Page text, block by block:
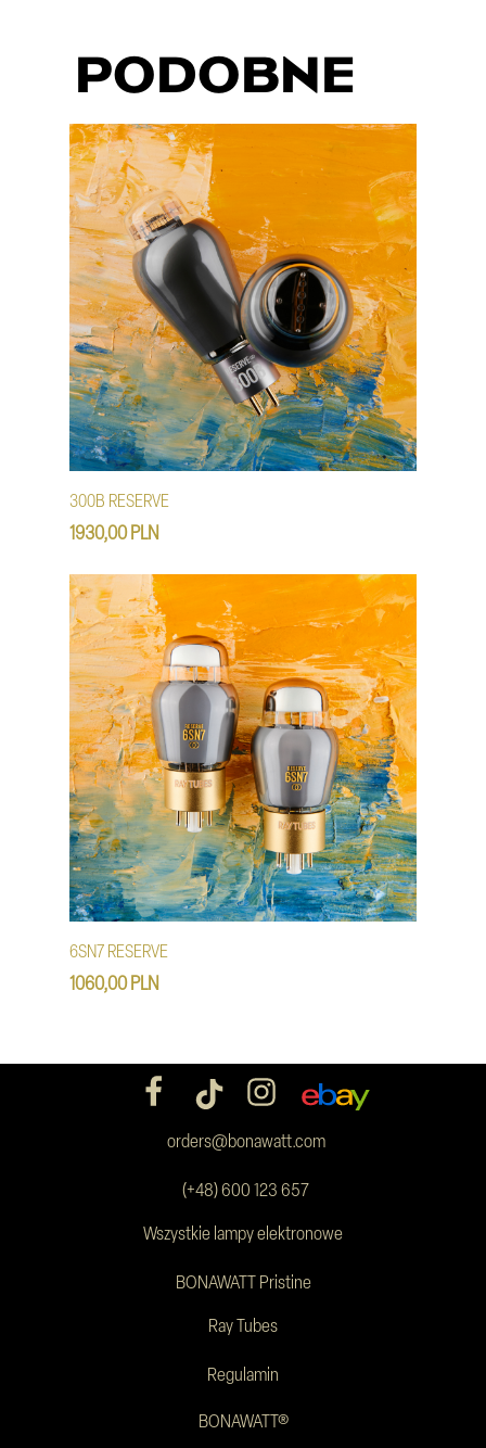
300B RESERVE
1930,00 PLN
6SN7 RESERVE
1060,00 PLN
PODOBNE
BONAWATT®
(+48) 600 123 657
orders@bonawatt.com
Regulamin
Wszystkie lampy elektronowe
Ray Tubes
BONAWATT Pristine